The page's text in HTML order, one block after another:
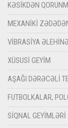
KƏSIKDƏN
MEXANIKI
VIBRASIYA
XÜSUSI GEYIM
AŞAĞI DƏRƏCƏLI
FUTBOLKALAR,
SIQNAL GEYIMLƏRI